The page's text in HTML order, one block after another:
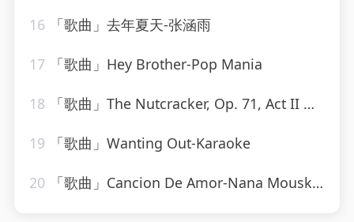
16 「歌曲」去年夏天-张涵雨
17 「歌曲」Hey Brother-Pop Mania
18 「歌曲」The Nutcracker, Op. 71, Act II Dance of the Sugar Plum Fairy-Mayfair Philharmonic Orchestra
19 「歌曲」Wanting Out-Karaoke
20 「歌曲」Cancion De Amor-Nana Mouskouri